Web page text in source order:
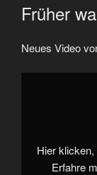
Früher
Neues Video
„Früher
Hier
Erfahre